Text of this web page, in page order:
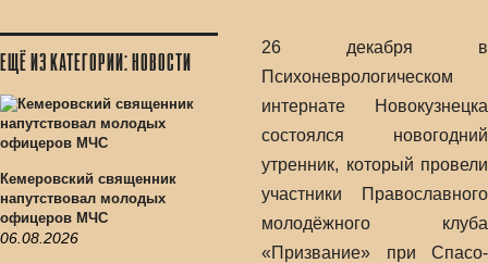
ЕЩЁ ИЗ КАТЕГОРИИ: НОВОСТИ
Кемеровский священник
напутствовал молодых
офицеров МЧС
06.08.2026
26 декабря в
Психоневрологическом
интернате Новокузнецка
состоялся новогодний
утренник, который провели
участники Православного
молодёжного клуба
«Призвание» при Спасо-